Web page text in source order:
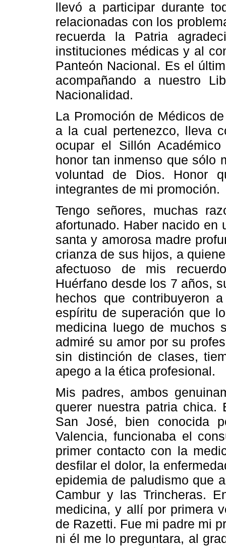
llevó a participar durante
relacionadas con los
recuerda la Patria
instituciones médicas y al
Panteón Nacional. Es el
acompañando a nuestro
Nacionalidad.
La Promoción de Médicos
a la cual pertenezco, lleva
ocupar el Sillón
honor tan inmenso que sólo
voluntad de Dios. Honor
integrantes de mi promoción.
Tengo señores, muchas
afortunado. Haber nacido en
santa y amorosa madre
crianza de sus hijos, a
afectuoso de mis
Huérfano desde los 7 años,
hechos que contribuyeron
espíritu de superación que
medicina luego de muchos
admiré su amor por su
sin distinción de clases,
apego a la ética profesional.
Mis padres, ambos
querer nuestra patria
San José, bien conocida
Valencia, funcionaba el
primer contacto con la
desfilar el dolor, la
epidemia de paludismo que
Cambur y las Trincheras.
medicina, y allí por primera
de Razetti. Fue mi padre mi
ni él me lo preguntara, al